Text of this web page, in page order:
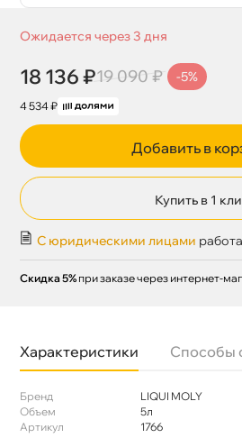
Ожидается через 3 дня
18 136 ₽19 090 ₽ -5%
4 534 ₽
Добавить в
Купить в 1
С юридическими лицами
Скидка 5% при заказе через интернет-
Характеристики Способы
Бренд
LIQUI MOLY
Объем
5л
Артикул
1766